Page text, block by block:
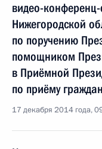
видео-
Нижегородской
по поручению
помощником
в Приёмной
по приёму
17 декабря 2014 года,